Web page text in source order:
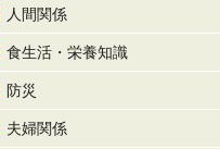
人間関係
食生活・栄養知識
防災
夫婦関係